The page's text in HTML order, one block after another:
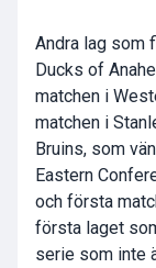
Andra lag som
Ducks of
matchen i
matchen i
Bruins, som
Eastern
och första
första laget
serie som inte